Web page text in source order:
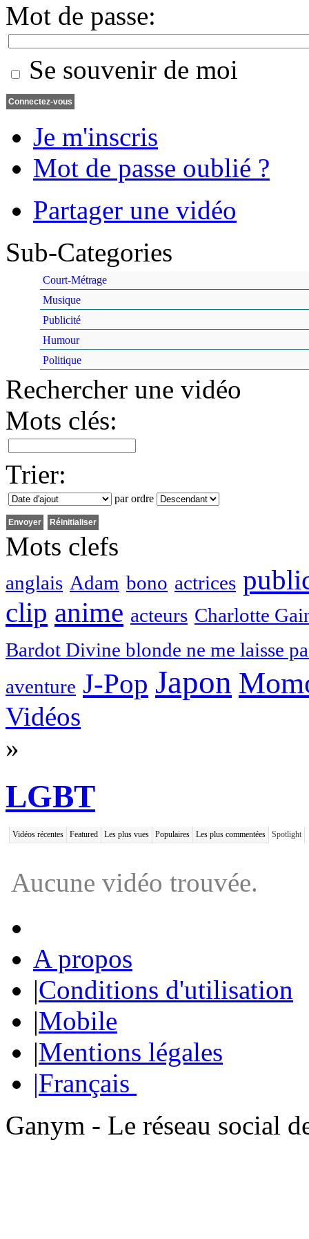
Mot de passe:
Se souvenir de moi
Je m'inscris
Mot de passe oublié ?
Partager une vidéo
Sub-Categories
Court-Métrage
Musique
Publicité
Humour
Politique
Rechercher une vidéo
Mots clés:
Trier:
par ordre
Mots clefs
anglais Adam bono actrices
clip anime acteurs Charlotte
Bardot Divine blonde ne me laisse
aventure J-Pop Japon
Vidéos
»
LGBT
Vidéos récentes Featured Les plus vues Populaires Les plus commentées Spotlight
Aucune vidéo trouvée.
A propos
|Conditions d'utilisation
|Mobile
|Mentions légales
|Français
Ganym - Le réseau social